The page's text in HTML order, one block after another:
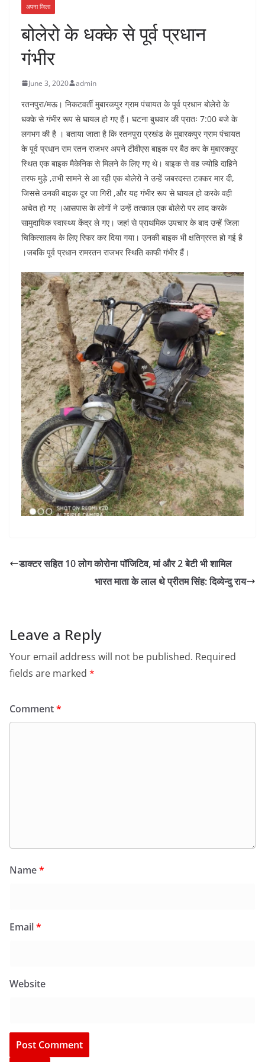
अपना जिला
बोलेरो के धक्के से पूर्व प्रधान
गंभीर
June 3, 2020 admin
रतनपुरा/मऊ। निकटवर्ती मुबारकपुर ग्राम पंचायत के पूर्व प्रधान बोलेरो के
धक्के से गंभीर रूप से घायल हो गए हैं। घटना बुधवार की प्रातः 7:00 बजे के
लगभग की है । बताया जाता है कि रतनपुरा प्रखंड के मुबारकपुर ग्राम पंचायत
के पूर्व प्रधान राम रतन राजभर अपने टीवीएस बाइक पर बैठ कर के मुबारकपुर
स्थित एक बाइक मैकेनिक से मिलने के लिए गए थे। बाइक से वह ज्योहि दाहिने
तरफ मुड़े ,तभी सामने से आ रही एक बोलेरो ने उन्हें जबरदस्त टक्कर मार दी,
जिससे उनकी बाइक दूर जा गिरी ,और यह गंभीर रूप से घायल हो करके वही
अचेत हो गए ।आसपास के लोगों ने उन्हें तत्काल एक बोलेरो पर लाद करके
सामुदायिक स्वास्थ्य केंद्र ले गए। जहां से प्राथमिक उपचार के बाद उन्हें जिला
चिकित्सालय के लिए रिफर कर दिया गया। उनकी बाइक भी क्षतिग्रस्त हो गई है
।जबकि पूर्व प्रधान रामरतन राजभर स्थिति काफी गंभीर हैं।
डाक्टर सहित 10 लोग कोरोना पॉजिटिव, मां और 2 बेटी भी शामिल
भारत माता के लाल थे प्रीतम सिंह: दिव्येन्दु राय
Leave a Reply
Your email address will not be published. Required
fields are marked *
Comment*
Name*
Email*
Website